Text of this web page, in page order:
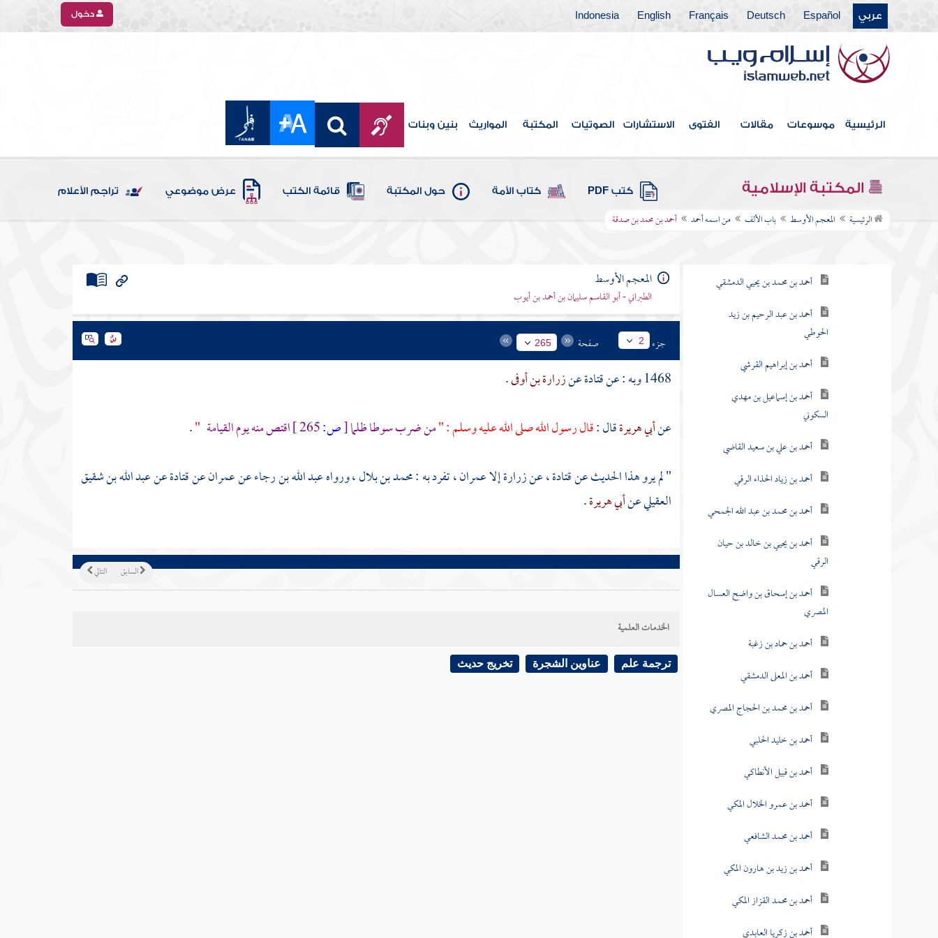
عربي Español
Deutsch
Français
English
Indonesia دخول
الرئيسية موسوعات مقالات الفتوى الاستشارات الصوتيات المكتبة المواريث بنين وبنات
المكتبة الإسلامية كتب PDF كتاب الأمة حول المكتبة قائمة الكتب عرض موضوعي تراجم الأعلام
الرئيسية المعجم الأوسط باب الألف من اسمه أحمد أحمد بن محمد بن صدقة
فهرس الكتاب
باب الألف
من اسمه أحمد
أحمد بن محمد بن يحيي الدمشقي
أحمد بن عبد الرحيم بن زيد
الحوطي
أحمد بن إبراهيم القرشي
أحمد بن إسماعيل بن مهدي
السكوني
أحمد بن علي بن سعيد القاضي
أحمد بن زياد الحذاء الرقي
أحمد بن محمد بن عبد الله الجمحي
أحمد بن يحيي بن خالد بن حيان
الرقي
أحمد بن إسحاق بن واضح العسال
المصري
أحمد بن حماد بن زغبة
أحمد بن المعلى الدمشقي
أحمد بن محمد بن الحجاج المصري
أحمد بن خليد الحلبي
أحمد بن قبيل الأنطاكي
أحمد بن عمرو الخلال المكي
أحمد بن محمد الشافعي
أحمد بن زيد بن هارون المكي
أحمد بن محمد القزاز المكي
أحمد بن زكريا العابدي
المعجم الأوسط
الطبراني - أبو القاسم سليمان بن أحمد بن أيوب
جزء 2 صفحة 265
1468 وبه : عن قتادةعنزرارة بن أوفى.
عنأبي هريرةقال :قال رسول الله صلى الله عليه وسلم : "من ضرب سوطا ظلما[ص: اقتص منه يوم القيامة "
.
" لم يرو هذا الحديث عنقتادة، عنزرارةإلاعمران، تفرد به :محمد بن بلال، ورواهعبد الله بن رجاءعنعمرانعنقتادةعنعبد الله بن شقيق
العقيليعنأبي هريرة.
التالي السابق
الخدمات العلمية
ترجمة علم عناوين الشجرة تخريج حديث